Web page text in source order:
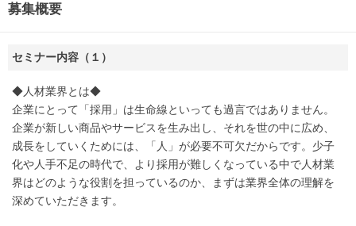
募集概要
セミナー内容（１）
◆人材業界とは◆
企業にとって「採用」は生命線といっても過言ではありません。
企業が新しい商品やサービスを生み出し、それを世の中に広め、
成長をしていくためには、「人」が必要不可欠だからです。少子
化や人手不足の時代で、より採用が難しくなっている中で人材業
界はどのような役割を担っているのか、まずは業界全体の理解を
深めていただきます。